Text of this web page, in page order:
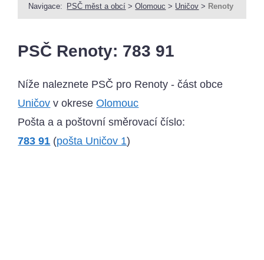
Navigace: PSČ měst a obcí >Olomouc > Uničov > Renoty
PSČ Renoty: 783 91
Níže naleznete PSČ pro Renoty - část obce
Uničov v okreseOlomouc
Pošta a a poštovní směrovací číslo:
783 91 (pošta Uničov 1)